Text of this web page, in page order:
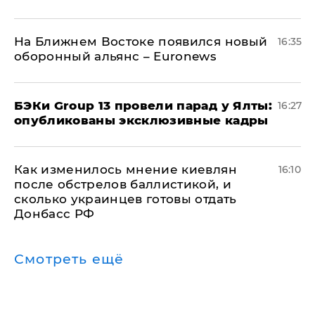
На Ближнем Востоке появился новый
оборонный альянс – Euronews
16:35
​БЭКи Group 13 провели парад у Ялты:
опубликованы эксклюзивные кадры
16:27
Как изменилось мнение киевлян
после обстрелов баллистикой, и
сколько украинцев готовы отдать
Донбасс РФ
16:10
Смотреть ещё